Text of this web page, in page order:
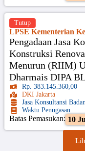
LPSE Kementerian
Pengadaan Jasa
Konstruksi
Menurun (RIIM)
Dharmais DIPA
Rp. 383.145.360,00
DKI Jakarta
Jasa Konsultansi
Waktu Penugasan
Batas Pemasukan: 10
Tutup